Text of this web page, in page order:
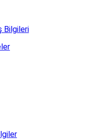
Bilgileri